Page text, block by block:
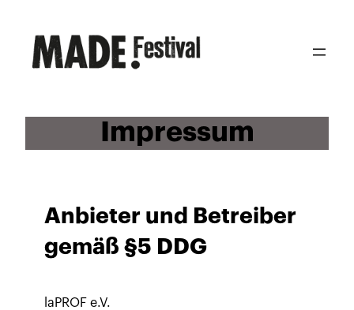
Inhalt
springen
Impressum
Anbieter und Betreiber
gemäß §5 DDG
laPROF e.V.